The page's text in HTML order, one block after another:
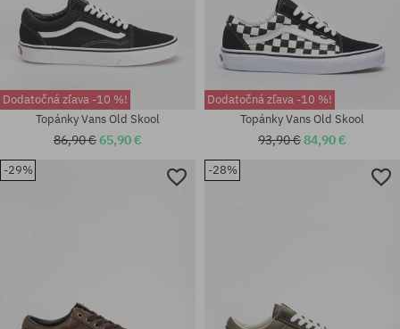
Dodatočná zľava -10 %!
Topánky Vans Old Skool
86,90 €65,90 €
Dodatočná zľava -10 %!
Topánky Vans Old Skool
93,90 €84,90 €
-29% -28%